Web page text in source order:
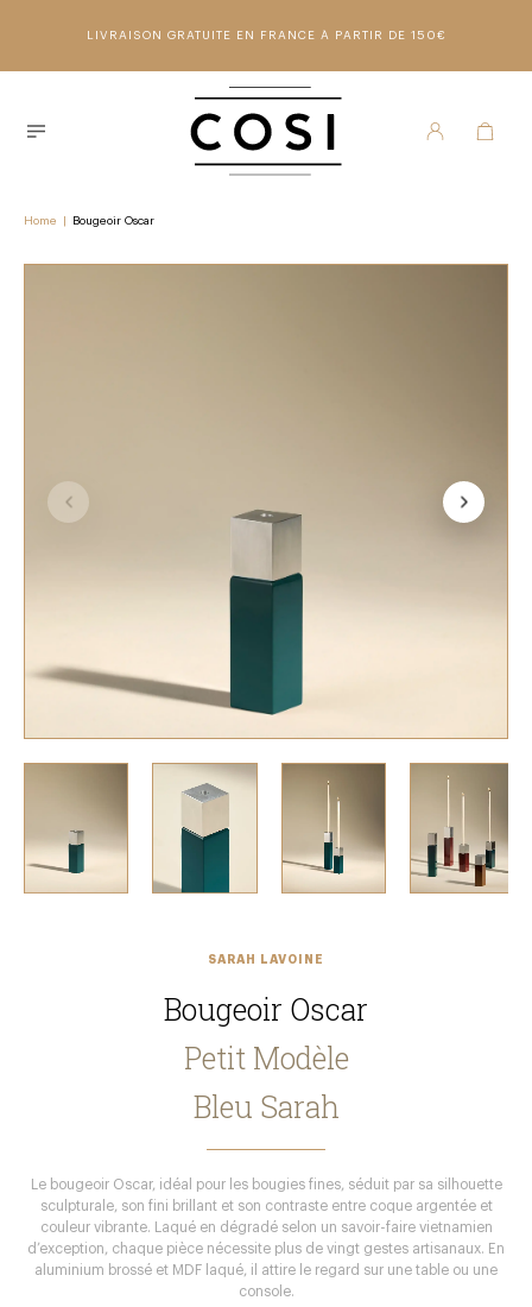
LIVRAISON GRATUITE EN FRANCE À PARTIR DE 150€
Home Bougeoir Oscar
SARAH LAVOINE
Bougeoir Oscar
Petit Modèle
Bleu Sarah
Le bougeoir Oscar, idéal pour les bougies fines, séduit par sa silhouette
sculpturale, son fini brillant et son contraste entre coque argentée et
couleur vibrante. Laqué en dégradé selon un savoir-faire vietnamien
d’exception, chaque pièce nécessite plus de vingt gestes artisanaux. En
aluminium brossé et MDF laqué, il attire le regard sur une table ou une
console.